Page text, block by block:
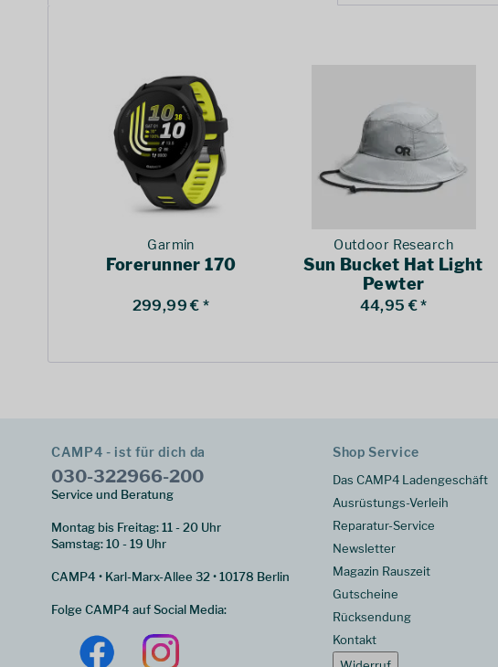
Garmin
Forerunner 170
299,99 € *
Outdoor Research
Sun Bucket Hat Light
Pewter
44,95 € *
CAMP4 - ist für dich da
030-322966-200
Service und Beratung
Montag bis Freitag: 11 - 20 Uhr
Samstag: 10 - 19 Uhr
CAMP4 • Karl-Marx-Allee 32 • 10178 Berlin
Folge CAMP4 auf Social Media:
Shop Service
Das CAMP4 Ladengeschäft
Ausrüstungs-Verleih
Reparatur-Service
Newsletter
Magazin Rauszeit
Gutscheine
Rücksendung
Kontakt